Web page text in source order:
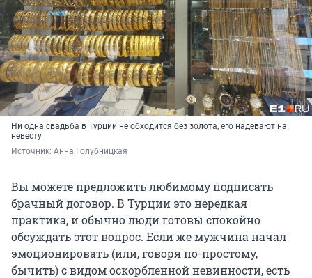
Ни одна свадьба в Турции не обходится без золота, его надевают на
невесту
Источник: Анна Голубницкая
Вы можете предложить любимому подписать
брачный договор. В Турции это нередкая
практика, и обычно люди готовы спокойно
обсуждать этот вопрос. Если же мужчина начал
эмоционировать (или, говоря по-простому,
бычить) с видом оскорбленной невинности, есть